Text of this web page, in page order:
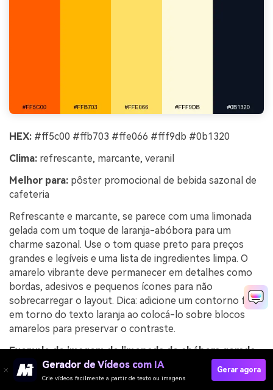
HEX: #ff5c00 #ffb703 #ffe066 #fff9db #0b1320
Clima: refrescante, marcante, veranil
Melhor para: pôster promocional de bebida sazonal de
cafeteria
Refrescante e marcante, se parece com uma limonada
gelada com um toque de laranja-abóbora para um
charme sazonal. Use o tom quase preto para preços
grandes e legíveis e uma lista de ingredientes limpa. O
amarelo vibrante deve permanecer em detalhes como
bordas, adesivos e pequenos ícones para não
sobrecarregar o layout. Dica: adicione um contorno fino
em torno do texto laranja ao colocá-lo sobre blocos
amarelos para preservar o contraste.
Exemplo de imagem de limonada de abóbora gerada
usando media.io
Gerador de Vídeos com IA
Crie vídeos facilmente a partir de texto ou imagens
Gerar agora